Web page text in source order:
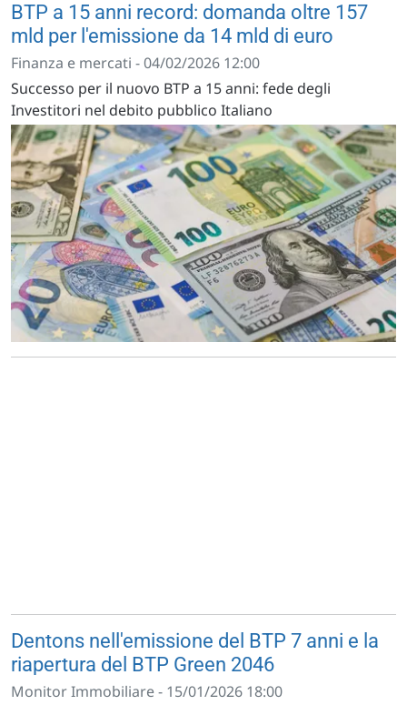
BTP a 15 anni record: domanda oltre 157
mld per l'emissione da 14 mld di euro
Finanza e mercati - 04/02/2026 12:00
Successo per il nuovo BTP a 15 anni: fede degli
Investitori nel debito pubblico Italiano
Dentons nell'emissione del BTP 7 anni e la
riapertura del BTP Green 2046
Monitor Immobiliare - 15/01/2026 18:00